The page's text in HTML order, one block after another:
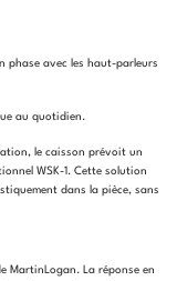
phase avec les haut-parleurs
au quotidien.
le caisson prévoit un
WSK-1. Cette solution
dans la pièce, sans
MartinLogan. La réponse en